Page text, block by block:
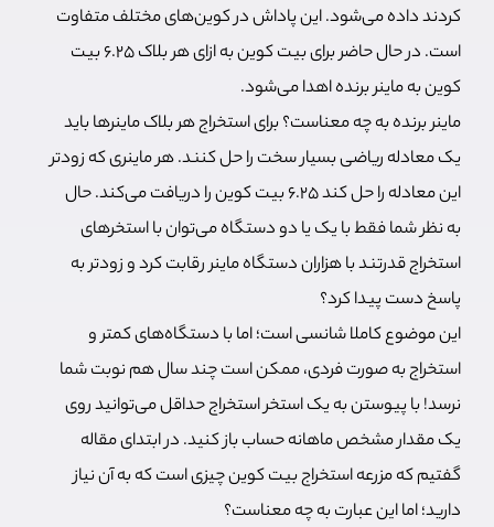
کردند داده می‌شود. این پاداش در کوین‌های مختلف متفاوت
است. در حال حاضر برای بیت کوین به ازای هر بلاک 6.25 بیت
کوین به ماینر برنده اهدا می‌شود.
ماینر برنده به چه معناست؟ برای استخراج هر بلاک ماینرها باید
یک معادله ریاضی بسیار سخت را حل کنند. هر ماینری که زودتر
این معادله را حل کند 6.25 بیت کوین را دریافت می‌کند. حال
به نظر شما فقط با یک یا دو دستگاه می‌توان با استخرهای
استخراج قدرتند با هزاران دستگاه ماینر رقابت کرد و زودتر به
پاسخ دست پیدا کرد؟
این موضوع کاملا شانسی است؛ اما با دستگاه‌های کمتر و
استخراج به صورت فردی، ممکن است چند سال هم نوبت شما
نرسد! با پیوستن به یک استخر استخراج حداقل می‌توانید روی
یک مقدار مشخص ماهانه حساب باز کنید. در ابتدای مقاله
گفتیم که مزرعه استخراج بیت کوین چیزی است که به آن نیاز
دارید؛ اما این عبارت به چه معناست؟